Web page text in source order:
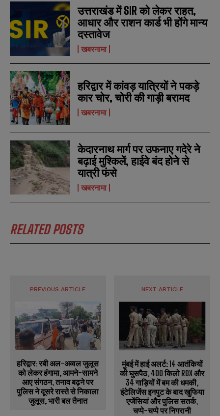
उत्तराखंड में SIR को लेकर राहत,
आधार और राशन कार्ड भी होंगे मान्य
दस्तावेज
खबरनामा
हरिद्वार में कांवड़ यात्रियों ने पकड़े
कार चोर, चोरी की गाड़ी बरामद
खबरनामा
केदारनाथ मार्ग पर उफनाए गदेरे ने
बढ़ाई मुश्किलें, हाईवे बंद होने से
यात्री फंसे
खबरनामा
RELATED POSTS
PREVIOUS ARTICLE
हरिद्वार: रबी अल-अव्वल जुलूस
को लेकर हंगामा, आमने-सामने
आए संगठन, तनाव बढ़ने पर
पुलिस ने दूसरे रास्ते से निकाला
जुलूस, भारी बल तैनात
NEXT ARTICLE
मुंबई में हाई अलर्ट: 14 आतंकियों
की घुसपैठ, 400 किलो RDX और
34 गाड़ियों में बम की धमकी,
इंटेलिजेंस इनपुट के बाद खुफिया
एजेंसियां और पुलिस सतर्क,
चप्पे-चप्पे पर निगरानी